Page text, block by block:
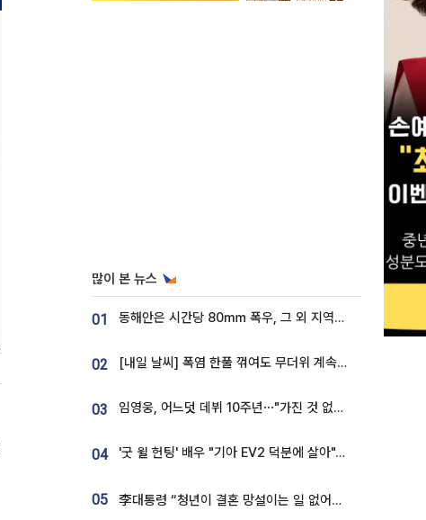
많이 본 뉴스
01 동해안은 시간당 80㎜ 폭우, 그 외 지역은 폭염…‘극과 극 날씨’
02 [내일 날씨] 폭염 한풀 꺾여도 무더위 계속⋯동해안 이틀 연속 비
03 임영웅, 어느덧 데뷔 10주년⋯"가진 것 없던 시절, 내 앞엔 20명의 팬뿐"
04 '굿 윌 헌팅' 배우 "기아 EV2 덕분에 살아"…교통사고 후 안전성 극찬
05 李대통령 “청년이 결혼 망설이는 일 없어야...제도상 불이익 조사”